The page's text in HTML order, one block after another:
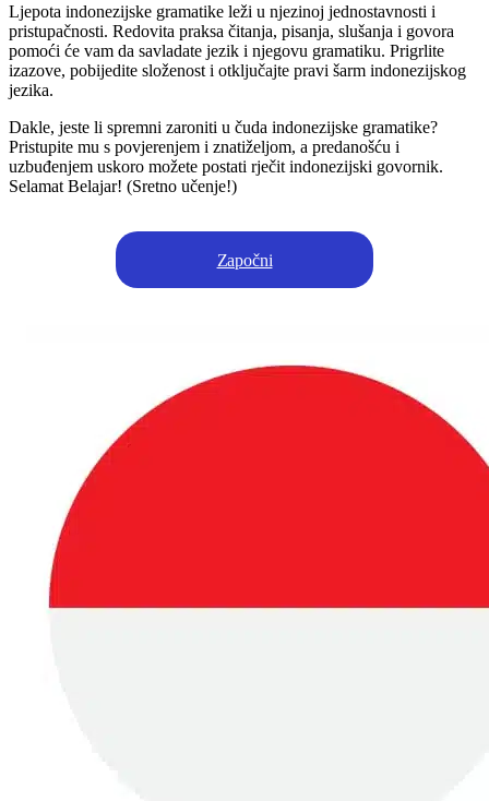
Ljepota indonezijske gramatike leži u njezinoj jednostavnosti i
pristupačnosti. Redovita praksa čitanja, pisanja, slušanja i govora
pomoći će vam da savladate jezik i njegovu gramatiku. Prigrlite
izazove, pobijedite složenost i otključajte pravi šarm indonezijskog
jezika.
Dakle, jeste li spremni zaroniti u čuda indonezijske gramatike?
Pristupite mu s povjerenjem i znatiželjom, a predanošću i
uzbuđenjem uskoro možete postati rječit indonezijski govornik.
Selamat Belajar! (Sretno učenje!)
Započni